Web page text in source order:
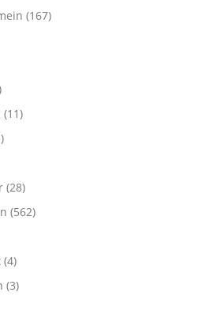
(167)
(11)
(28)
(562)
(4)
(3)